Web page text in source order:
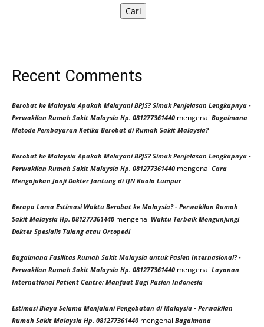
Cari
Recent Comments
Berobat ke Malaysia Apakah Melayani BPJS? Simak Penjelasan Lengkapnya -
Perwakilan Rumah Sakit Malaysia Hp. 081277361440 mengenai Bagaimana
Metode Pembayaran Ketika Berobat di Rumah Sakit Malaysia?
Berobat ke Malaysia Apakah Melayani BPJS? Simak Penjelasan Lengkapnya -
Perwakilan Rumah Sakit Malaysia Hp. 081277361440 mengenai Cara
Mengajukan Janji Dokter Jantung di IJN Kuala Lumpur
Berapa Lama Estimasi Waktu Berobat ke Malaysia? - Perwakilan Rumah
Sakit Malaysia Hp. 081277361440 mengenai Waktu Terbaik Mengunjungi
Dokter Spesialis Tulang atau Ortopedi
Bagaimana Fasilitas Rumah Sakit Malaysia untuk Pasien Internasional? -
Perwakilan Rumah Sakit Malaysia Hp. 081277361440 mengenai Layanan
International Patient Centre: Manfaat Bagi Pasien Indonesia
Estimasi Biaya Selama Menjalani Pengobatan di Malaysia - Perwakilan
Rumah Sakit Malaysia Hp. 081277361440 mengenai Bagaimana